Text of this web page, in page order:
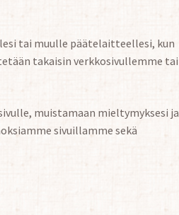
tai muulle päätelaitteellesi, kun
takaisin verkkosivullemme tai
muistamaan mieltymyksesi ja
sivuillamme sekä